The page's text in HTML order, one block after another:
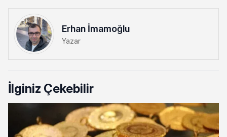
Erhan İmamoğlu
Yazar
İlginiz Çekebilir